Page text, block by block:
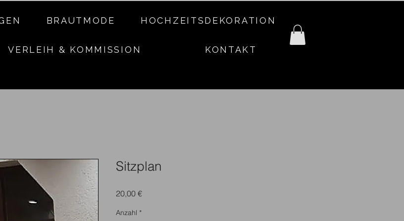
BRAUTMODE HOCHZEITSDEKORATION
VERLEIH & KOMMISSION KONTAKT
Sitzplan
20,00 €Preis
Anzahl *